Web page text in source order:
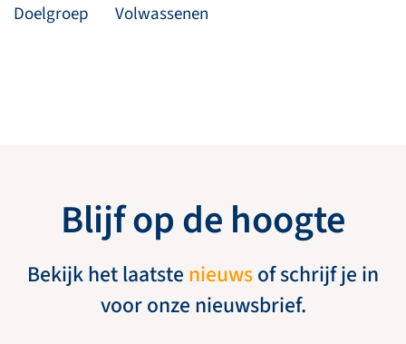
Doelgroep
Volwassenen
Blijf op de hoogte
Bekijk het laatste nieuwsof schrijf je in
voor onze nieuwsbrief.